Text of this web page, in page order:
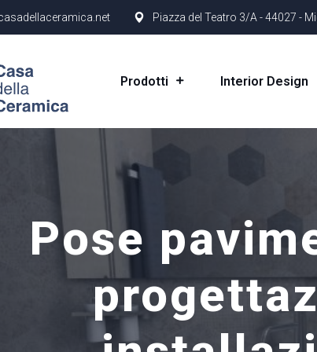
Piazza del Teatro 3/A - 44027 -
Prodotti Interior Design
Pose